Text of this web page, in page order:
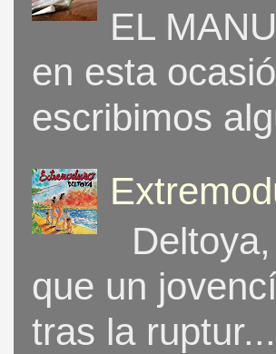
EL
en esta
escribimos
que un
tras la ruptur...